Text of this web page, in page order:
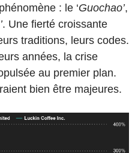
: le ‘Guochao’,
. Une fierté croissante
traditions, leurs codes.
années, la crise
au premier plan.
bien être majeures.